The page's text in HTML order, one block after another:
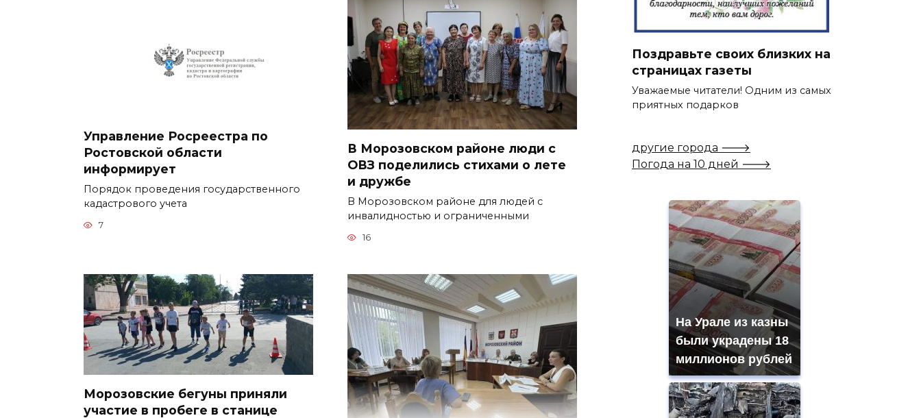
Управление Росреестра по
Ростовской области
информирует
Порядок проведения государственного
кадастрового учета
7
В Морозовском районе люди с
ОВЗ поделились стихами о лете
и дружбе
В Морозовском районе для людей с
инвалидностью и ограниченными
16
Морозовские бегуны приняли
участие в пробеге в станице
Поздравьте своих близких на
страницах газеты
Уважаемые читатели! Одним из самых
приятных подарков
другие города 🡒
Погода на 10 дней 🡒
На Урале из казны
были украдены 18
миллионов рублей